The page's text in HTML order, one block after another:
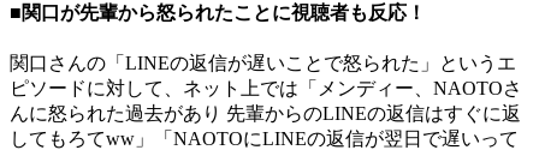
■関口が先輩から怒られたことに視聴者も反応！
関口さんの「LINEの返信が遅いことで怒られた」というエ
ピソードに対して、ネット上では「メンディー、NAOTOさ
んに怒られた過去があり 先輩からのLINEの返信はすぐに返
してもろてww」「NAOTOにLINEの返信が翌日で遅いって